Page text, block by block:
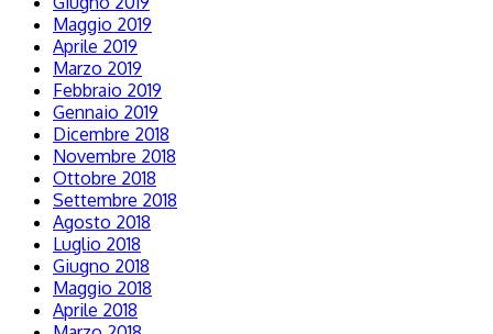
Maggio 2019
Aprile 2019
Marzo 2019
Febbraio 2019
Gennaio 2019
Dicembre 2018
Novembre 2018
Ottobre 2018
Settembre 2018
Agosto 2018
Luglio 2018
Giugno 2018
Maggio 2018
Aprile 2018